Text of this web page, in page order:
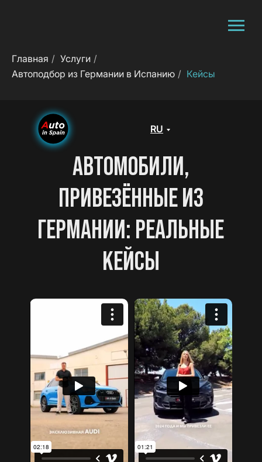
Главная / Услуги /
Автоподбор из Германии в Испанию / Кейсы
RU
АВТОМОБИЛИ,
ПРИВЕЗЁННЫЕ ИЗ
ГЕРМАНИИ: РЕАЛЬНЫЕ
КЕЙСЫ